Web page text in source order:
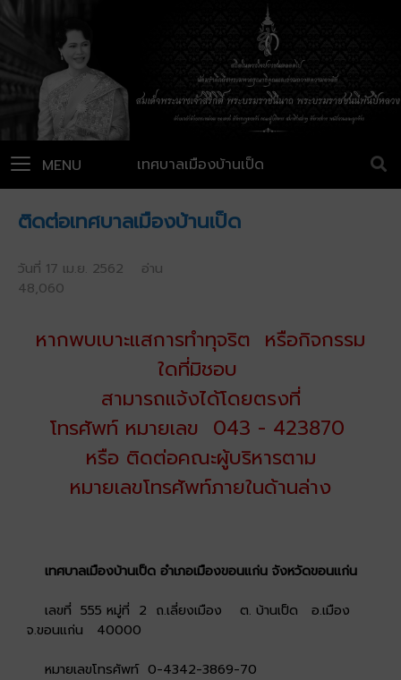
เทศบาลเมืองบ้านเป็ด
MENU
ติดต่อเทศบาลเมืองบ้านเป็ด
วันที่ 17 เม.ย. 2562 อ่าน
48,060
หากพบเบาะแสการทำทุจริต หรือกิจกรรม
ใดที่มิชอบ
สามารถแจ้งได้โดยตรงที่
โทรศัพท์ หมายเลข 043 - 423870
หรือ ติดต่อคณะผู้บริหารตาม
หมายเลขโทรศัพท์ภายในด้านล่าง
เทศบาลเมืองบ้านเป็ด อำเภอเมืองขอนแก่น จังหวัดขอนแก่น
เลขที่ 555 หมู่ที่ 2 ถ.เลี่ยงเมือง ต. บ้านเป็ด อ.เมือง
จ.ขอนแก่น 40000
หมายเลขโทรศัพท์ 0-4342-3869-70